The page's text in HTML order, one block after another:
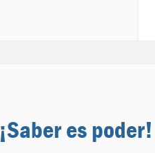
¡Saber es poder!